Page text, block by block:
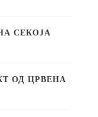
СЕКОЈА
ОД ЦРВЕНА